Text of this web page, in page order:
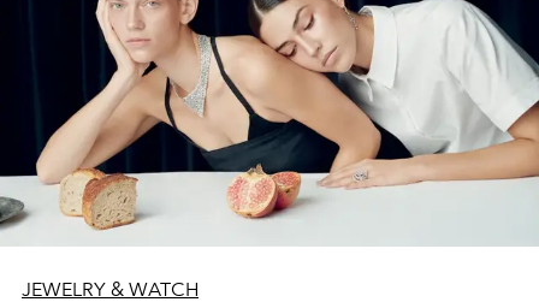
JEWELRY & WATCH